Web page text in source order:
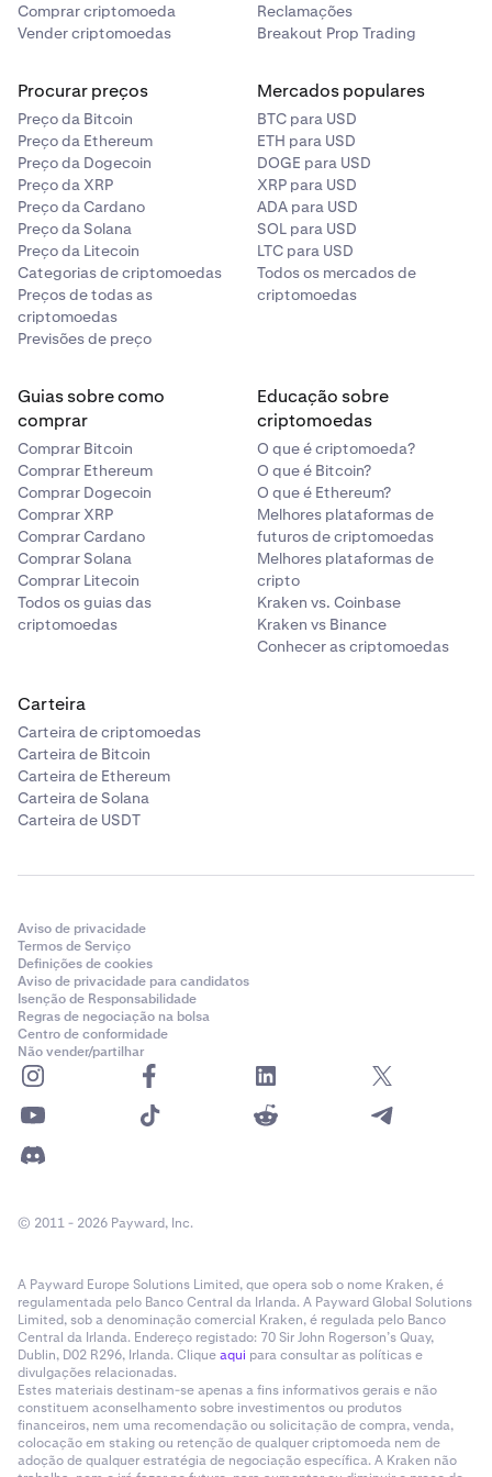
Comprar criptomoeda
Vender criptomoedas
Reclamações
Breakout Prop Trading
Procurar preços
Preço da Bitcoin
Preço da Ethereum
Preço da Dogecoin
Preço da XRP
Preço da Cardano
Preço da Solana
Preço da Litecoin
Categorias de criptomoedas
Preços de todas as
criptomoedas
Previsões de preço
Mercados populares
BTC para USD
ETH para USD
DOGE para USD
XRP para USD
ADA para USD
SOL para USD
LTC para USD
Todos os mercados de
criptomoedas
Guias sobre como
comprar
Comprar Bitcoin
Comprar Ethereum
Comprar Dogecoin
Comprar XRP
Comprar Cardano
Comprar Solana
Comprar Litecoin
Todos os guias das
criptomoedas
Educação sobre
criptomoedas
O que é criptomoeda?
O que é Bitcoin?
O que é Ethereum?
Melhores plataformas de
futuros de criptomoedas
Melhores plataformas de
cripto
Kraken vs. Coinbase
Kraken vs Binance
Conhecer as criptomoedas
Carteira
Carteira de criptomoedas
Carteira de Bitcoin
Carteira de Ethereum
Carteira de Solana
Carteira de USDT
Aviso de privacidade
Termos de Serviço
Definições de cookies
Aviso de privacidade para candidatos
Isenção de Responsabilidade
Regras de negociação na bolsa
Centro de conformidade
Não vender/partilhar
© 2011 - 2026 Payward, Inc.
A Payward Europe Solutions Limited, que opera sob o nome Kraken, é
regulamentada pelo Banco Central da Irlanda. A Payward Global Solutions
Limited, sob a denominação comercial Kraken, é regulada pelo Banco
Central da Irlanda. Endereço registado: 70 Sir John Rogerson’s Quay,
Dublin, D02 R296, Irlanda. Cliqueaqui para consultar as políticas e
divulgações relacionadas.
Estes materiais destinam-se apenas a fins informativos gerais e não
constituem aconselhamento sobre investimentos ou produtos
financeiros, nem uma recomendação ou solicitação de compra, venda,
colocação em staking ou retenção de qualquer criptomoeda nem de
adoção de qualquer estratégia de negociação específica. A Kraken não